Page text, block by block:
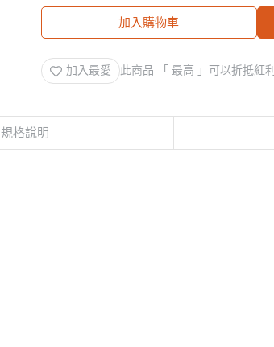
加入購物車
加入最愛 此商品 「 最高 」可以折抵紅利
規格說明